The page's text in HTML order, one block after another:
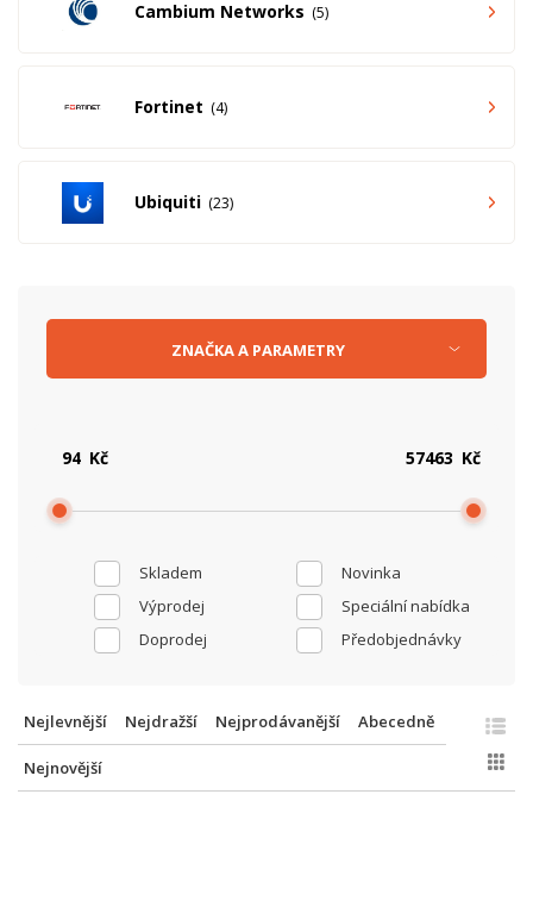
Cambium Networks 5
Fortinet 4
Ubiquiti 23
Skladem
Novinka
Výprodej
Speciální nabídka
Doprodej
Předobjednávky
Kč Kč
ZNAČKAA PARAMETRY
Nejlevnější Nejdražší Nejprodávanější Abecedně
Nejnovější